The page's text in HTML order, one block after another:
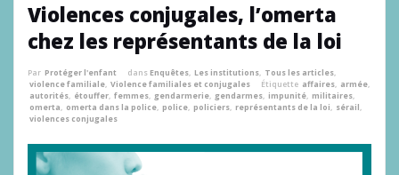
Violences conjugales, l’omerta
chez les représentants de la loi
Par Protéger l'enfant dansEnquêtes, Les institutions, Tous les articles,
violence familiale, Violence familiales et conjugales Étiquette affaires, armée,
autorités, étouffer, femmes, gendarmerie, gendarmes, impunité, militaires,
omerta, omerta dans la police, police, policiers, représentants de la loi, sérail ,
violences conjugales